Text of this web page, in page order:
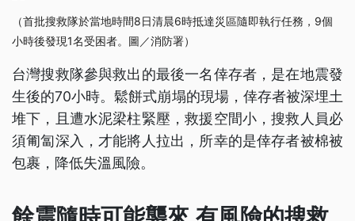
（首批搜救隊於當地時間8日清晨6時抵達災區隨即執行任務，9個
小時後發現1名受困者。圖／消防署）
台灣搜救隊參與救出的最後一名倖存者，是在地震發
生後的70小時。鬆餅式崩塌的現場，倖存者被深埋土
堆下，且遭水泥梁柱緊壓，救援空間小，搜救人員必
須匍匐深入，才能將人拉出，所幸的是倖存者被棉被
包裹，降低失溫風險。